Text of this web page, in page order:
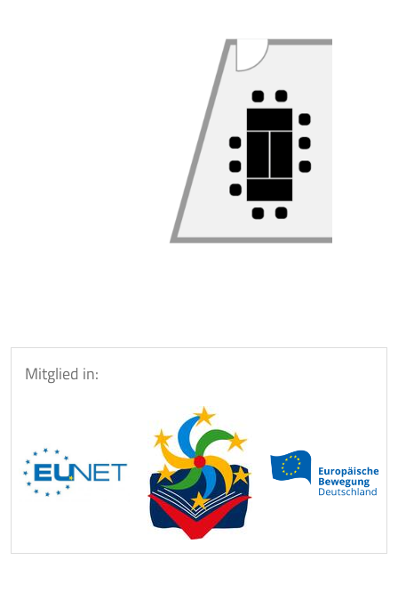
Mitglied in: